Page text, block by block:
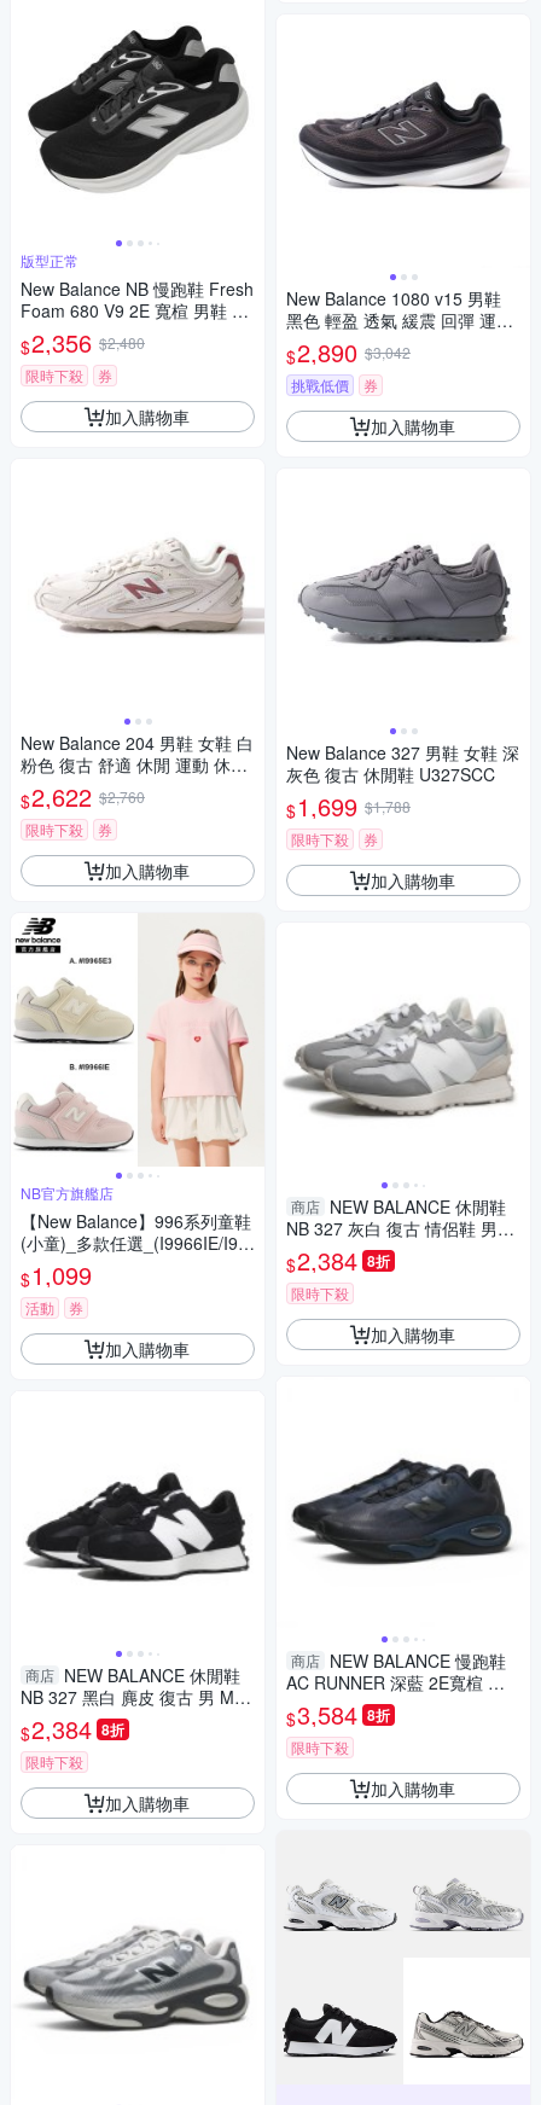
版型正常
New Balance NB 慢跑鞋 Fresh
Foam 680 V9 2E 寬楦 男鞋 黑
緩震 運動鞋 M680603-2E
$2,356 $2,480
限時下殺
券
加入購物車
New Balance 204 男鞋 女鞋 白
粉色 復古 舒適 休閒 運動 休閒
鞋 U204L1ZH
$2,622 $2,760
限時下殺
券
加入購物車
NB官方旗艦店
【New Balance】996系列童鞋
(小童)_多款任選_(I9966IE/I99
65E3)
$1,099
活動 券
加入購物車
商店 NEW BALANCE 休閒鞋
NB 327 黑白 麂皮 復古 男 MS3
27CBW
$2,384 8折
限時下殺
加入購物車
New Balance 1080 v15 男鞋
黑色 輕盈 透氣 緩震 回彈 運動
休閒 慢跑鞋 M10802FR
$2,890 $3,042
挑戰低價
券
加入購物車
New Balance 327 男鞋 女鞋 深
灰色 復古 休閒鞋 U327SCC
$1,699 $1,788
限時下殺
券
加入購物車
商店 NEW BALANCE 休閒鞋
NB 327 灰白 復古 情侶鞋 男女
U327FF
$2,384 8折
限時下殺
加入購物車
商店 NEW BALANCE 慢跑鞋
AC RUNNER 深藍 2E寬楦 運
動 男 MACR18PU
$3,584 8折
限時下殺
加入購物車